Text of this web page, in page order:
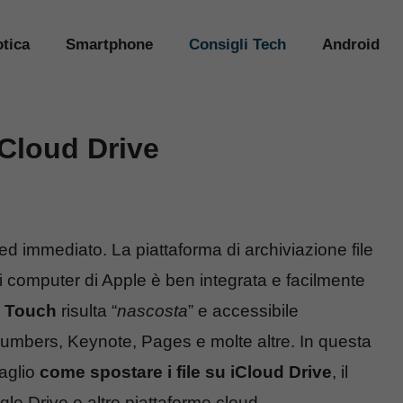
Smartphone Consigli Tech Android
Drive
immediato. La piattaforma di archiviazione file
computer di Apple è ben integrata e facilmente
Touch risulta “nascosta” e accessibile
Keynote, Pages e molte altre. In questa
come spostare i file su iCloud Drive, il